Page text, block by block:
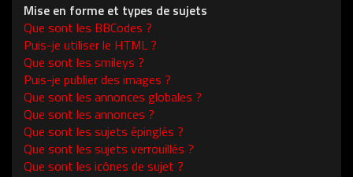
Mise en forme et types de sujets
Que sont les BBCodes ?
Puis-je utiliser le HTML ?
Que sont les smileys ?
Puis-je publier des images ?
Que sont les annonces globales ?
Que sont les annonces ?
Que sont les sujets épinglés ?
Que sont les sujets verrouillés ?
Que sont les icônes de sujet ?